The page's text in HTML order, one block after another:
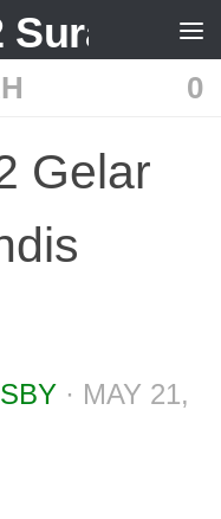
0
Gelar
· MAY 21,